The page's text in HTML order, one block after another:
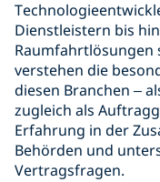
Dienstleistern bis
Raumfahrtlösungen
verstehen die
diesen Branchen –
zugleich als
Erfahrung in der
Behörden und
Vertragsfragen.